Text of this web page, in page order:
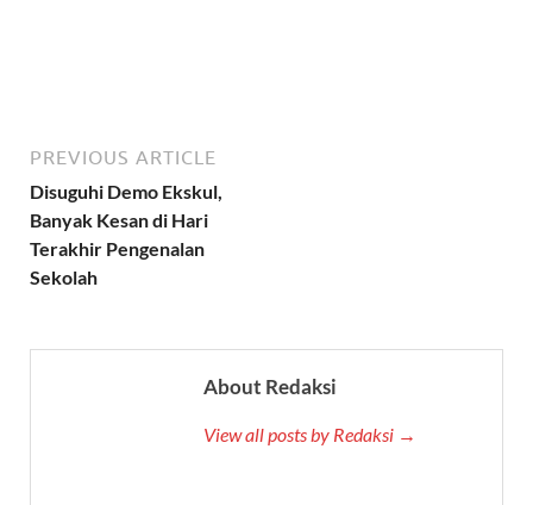
PREVIOUS ARTICLE
Disuguhi Demo Ekskul,
Banyak Kesan di Hari
Terakhir Pengenalan
Sekolah
About Redaksi
View all posts by Redaksi →